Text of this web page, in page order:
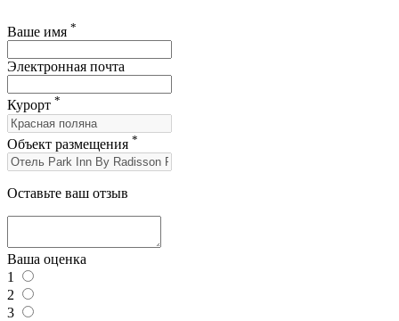
Ваше имя *
Электронная почта
Курорт *
Объект размещения *
Оставьте ваш отзыв
Ваша оценка
1
2
3